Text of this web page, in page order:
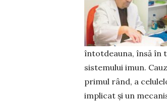
întotdeauna, însă în
sistemului imun.
primul rând, a
implicat și un